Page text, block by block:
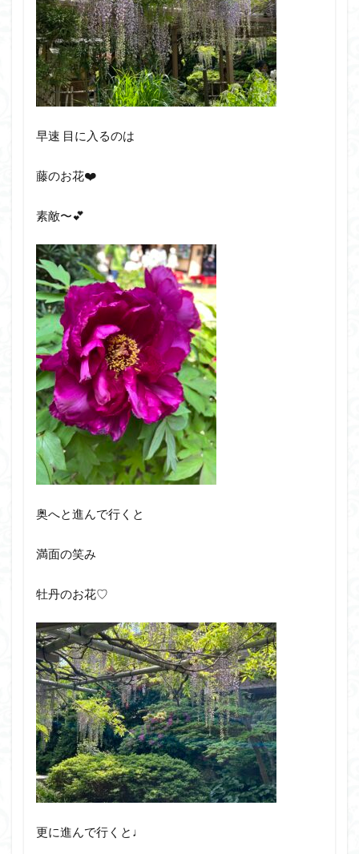
早速 目に入るのは
藤のお花❤️
素敵〜💕
奥へと進んで行くと
満面の笑み
牡丹のお花♡
更に進んで行くと♩